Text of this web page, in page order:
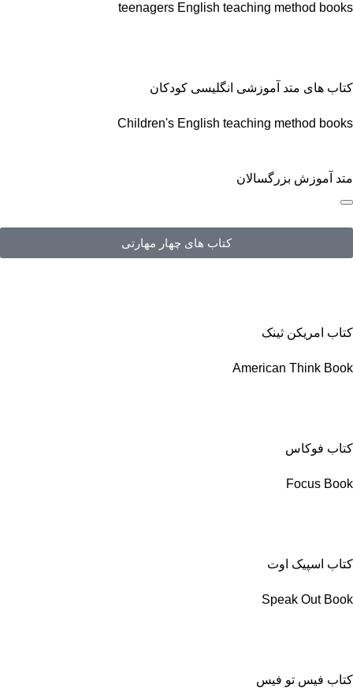
teenagers English teaching method books
کتاب های متد آموزشی انگلیسی کودکان
Children's English teaching method books
متد آموزش بزرگسالان
کتاب های چهار مهارتی
کتاب امریکن ثینک
American Think Book
کتاب فوکاس
Focus Book
کتاب اسپیک اوت
Speak Out Book
کتاب فیس تو فیس